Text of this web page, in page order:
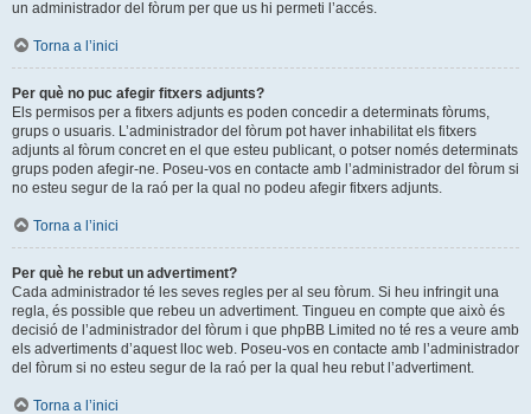
un administrador del fòrum per que us hi permeti l’accés.
Torna a l’inici
Per què no puc afegir fitxers adjunts?
Els permisos per a fitxers adjunts es poden concedir a determinats fòrums,
grups o usuaris. L’administrador del fòrum pot haver inhabilitat els fitxers
adjunts al fòrum concret en el que esteu publicant, o potser només determinats
grups poden afegir-ne. Poseu-vos en contacte amb l’administrador del fòrum si
no esteu segur de la raó per la qual no podeu afegir fitxers adjunts.
Torna a l’inici
Per què he rebut un advertiment?
Cada administrador té les seves regles per al seu fòrum. Si heu infringit una
regla, és possible que rebeu un advertiment. Tingueu en compte que això és
decisió de l’administrador del fòrum i que phpBB Limited no té res a veure amb
els advertiments d’aquest lloc web. Poseu-vos en contacte amb l’administrador
del fòrum si no esteu segur de la raó per la qual heu rebut l’advertiment.
Torna a l’inici